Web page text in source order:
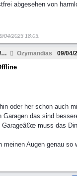
abgesehen von
04/2023 18:03
Re: Selbst ist der Mann / Rahmen restaurieren Ozymandias 09/04/
oder her schon auch
das sind
Garageâ€œ muss das
Augen genau so